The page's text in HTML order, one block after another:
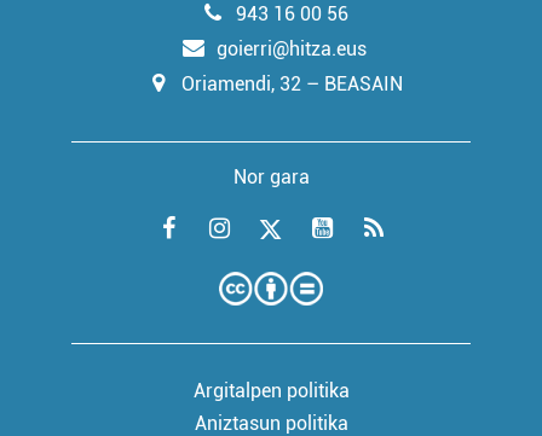
943 16 00 56
goierri@hitza.eus
Oriamendi, 32 – BEASAIN
Nor gara
Argitalpen politika
Aniztasun politika